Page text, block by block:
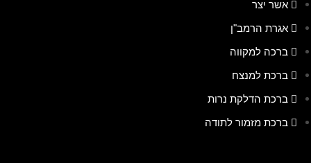
אשר יצר
אגרת הרמב"ן
ברכה למקווה
ברכת למנצח
ברכת הדלקת נרות
ברכת מזמור לתודה